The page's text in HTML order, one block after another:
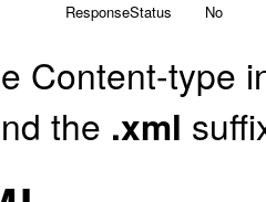
ResponseStatus No
Content-type
the .xml